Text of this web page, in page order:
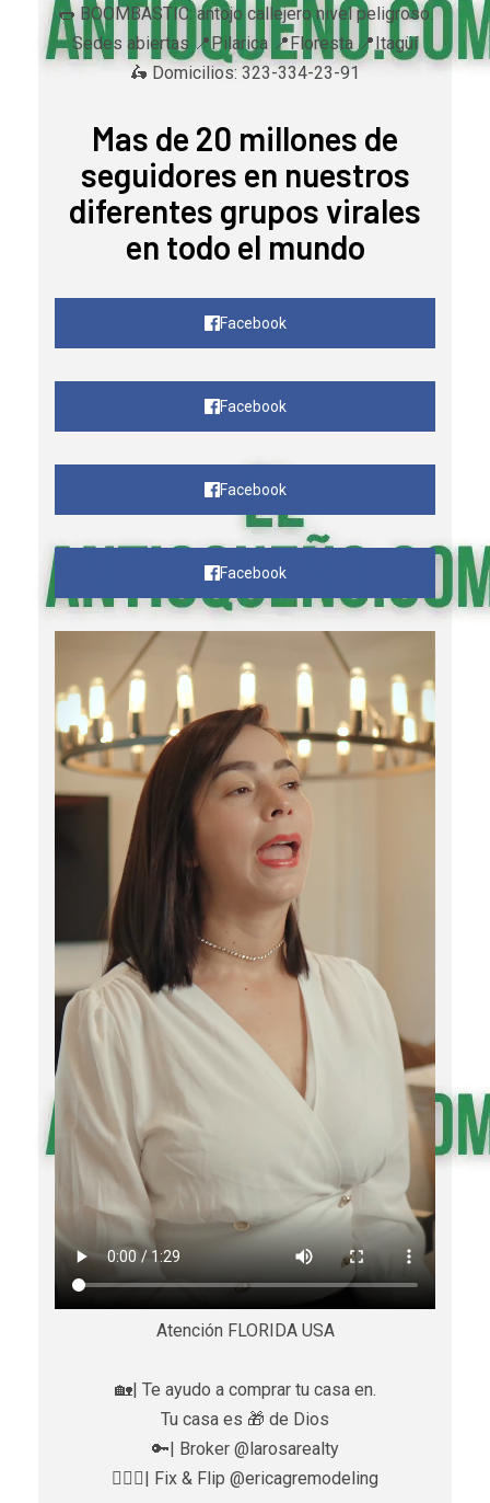
🌭 BOOMBASTIC: antojo callejero nivel peligroso.
Sedes abiertas 📍Pilarica 📍Floresta 📍Itagüí
🛵 Domicilios: 323-334-23-91
Mas de 20 millones de
seguidores en nuestros
diferentes grupos virales
en todo el mundo
Facebook
Facebook
Facebook
Facebook
Atención FLORIDA USA
🏡| Te ayudo a comprar tu casa en.
Tu casa es 🎁 de Dios
🔑| Broker @larosarealty
👷🏼‍♀️| Fix & Flip @ericagremodeling